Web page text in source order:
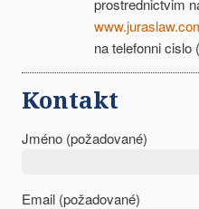
prostrednictvim
na telefonni cislo
Kontakt
Jméno (požadované)
Email (požadované)